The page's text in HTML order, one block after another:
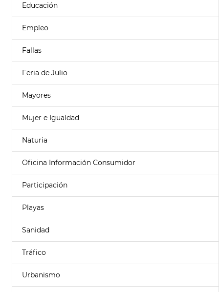
Educación
Empleo
Fallas
Feria de Julio
Mayores
Mujer e Igualdad
Naturia
Oficina Información Consumidor
Participación
Playas
Sanidad
Tráfico
Urbanismo